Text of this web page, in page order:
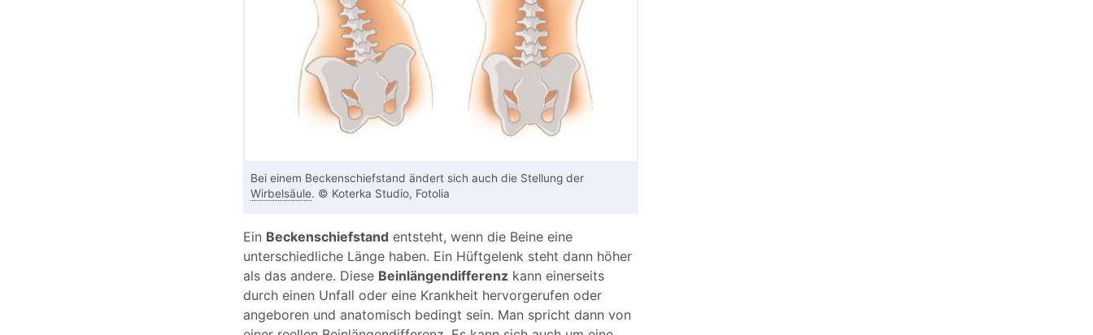
Bei einem Beckenschiefstand ändert sich auch die Stellung der
Wirbelsäule. © Koterka Studio, Fotolia
Ein Beckenschiefstand entsteht, wenn die Beine eine
unterschiedliche Länge haben. Ein Hüftgelenk steht dann höher
als das andere. Diese Beinlängendifferenzkann einerseits
durch einen Unfall oder eine Krankheit hervorgerufen oder
angeboren und anatomisch bedingt sein. Man spricht dann von